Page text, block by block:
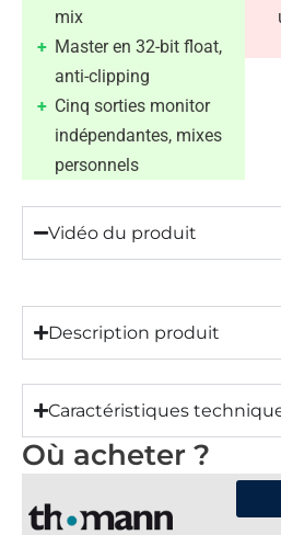
mix
Master en 32-bit float,
anti-clipping
Cinq sorties monitor
indépendantes, mixes
personnels
Vidéo du produit
Description produit
Caractéristiques
Où acheter ?